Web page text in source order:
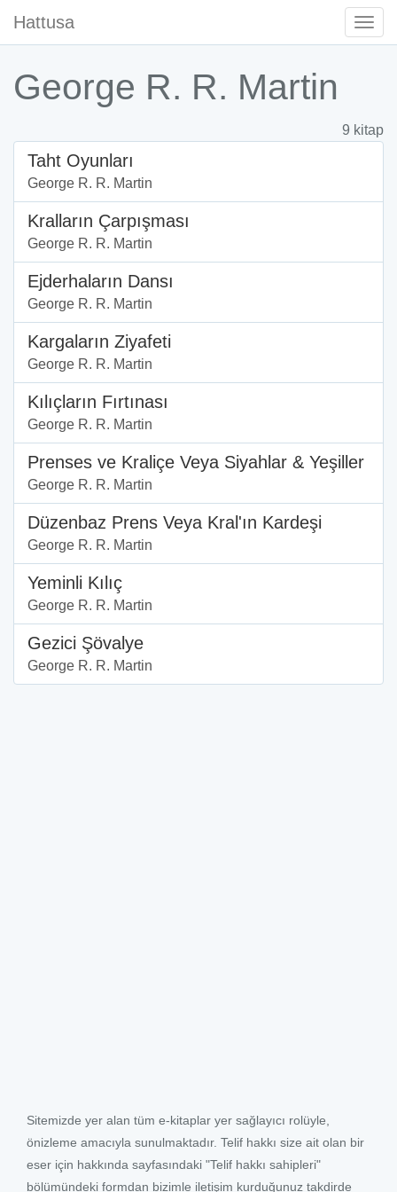
Hattusa
George R. R. Martin
9 kitap
Taht Oyunları
George R. R. Martin
Kralların Çarpışması
George R. R. Martin
Ejderhaların Dansı
George R. R. Martin
Kargaların Ziyafeti
George R. R. Martin
Kılıçların Fırtınası
George R. R. Martin
Prenses ve Kraliçe Veya Siyahlar & Yeşiller
George R. R. Martin
Düzenbaz Prens Veya Kral'ın Kardeşi
George R. R. Martin
Yeminli Kılıç
George R. R. Martin
Gezici Şövalye
George R. R. Martin
Sitemizde yer alan tüm e-kitaplar yer sağlayıcı rolüyle,
önizleme amacıyla sunulmaktadır. Telif hakkı size ait olan bir
eser için hakkında sayfasındaki "Telif hakkı sahipleri"
bölümündeki formdan bizimle iletişim kurduğunuz takdirde